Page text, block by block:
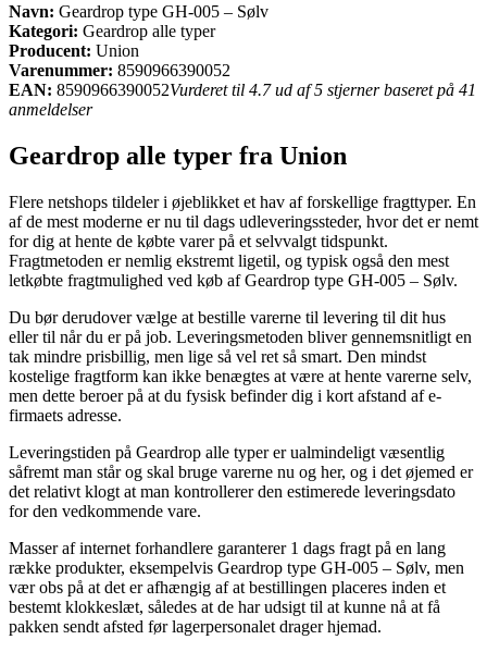
Navn: Geardrop type GH-005 – Sølv
Kategori: Geardrop alle typer
Producent: Union
Varenummer: 8590966390052
EAN: 8590966390052Vurderet til 4.7 ud af 5 stjerner baseret på 41
anmeldelser
Geardrop alle typer fra Union
Flere netshops tildeler i øjeblikket et hav af forskellige fragttyper. En
af de mest moderne er nu til dags udleveringssteder, hvor det er nemt
for dig at hente de købte varer på et selvvalgt tidspunkt.
Fragtmetoden er nemlig ekstremt ligetil, og typisk også den mest
letkøbte fragtmulighed ved køb af Geardrop type GH-005 – Sølv.
Du bør derudover vælge at bestille varerne til levering til dit hus
eller til når du er på job. Leveringsmetoden bliver gennemsnitligt en
tak mindre prisbillig, men lige så vel ret så smart. Den mindst
kostelige fragtform kan ikke benægtes at være at hente varerne selv,
men dette beroer på at du fysisk befinder dig i kort afstand af e-
firmaets adresse.
Leveringstiden på Geardrop alle typer er ualmindeligt væsentlig
såfremt man står og skal bruge varerne nu og her, og i det øjemed er
det relativt klogt at man kontrollerer den estimerede leveringsdato
for den vedkommende vare.
Masser af internet forhandlere garanterer 1 dags fragt på en lang
række produkter, eksempelvis Geardrop type GH-005 – Sølv, men
vær obs på at det er afhængig af at bestillingen placeres inden et
bestemt klokkeslæt, således at de har udsigt til at kunne nå at få
pakken sendt afsted før lagerpersonalet drager hjemad.